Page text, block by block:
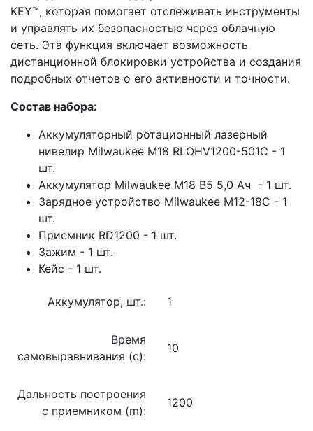
KEY™, которая помогает отслеживать инструменты
и управлять их безопасностью через облачную
сеть. Эта функция включает возможность
дистанционной блокировки устройства и создания
подробных отчетов о его активности и точности.
Состав набора:
Аккумуляторный ротационный лазерный
нивелир Milwaukee M18 RLOHV1200-501C - 1
шт.
Аккумулятор Milwaukee M18 B5 5,0 Ач - 1 шт.
Зарядное устройство Milwaukee M12-18C - 1
шт.
Приемник RD1200 - 1 шт.
Зажим - 1 шт.
Кейс - 1 шт.
Аккумулятор, шт.: 1
Время
самовыравнивания (c):
10
Дальность построения
с приемником (m):
1200